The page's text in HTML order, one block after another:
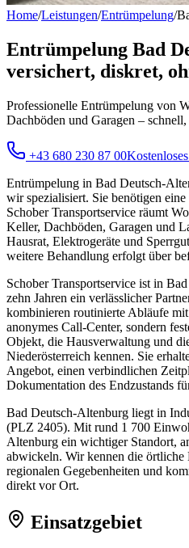
Home/Leistungen/Entrümpelung/
Entrümpelung Bad
versichert, diskret,
Professionelle Entrümpelung von
Dachböden und Garagen –
+43 680 230 87 00
Entrümpelung in Bad Deutsch-
wir spezialisiert. Sie benötigen
Schober Transportservice räumt
Keller, Dachböden, Garagen und
Hausrat, Elektrogeräte und
weitere Behandlung erfolgt über
Schober Transportservice ist in
zehn Jahren ein verlässlicher
kombinieren routinierte Abläufe
anonymes Call-Center, sondern
Objekt, die Hausverwaltung und
Niederösterreich kennen. Sie
Angebot, einen verbindlichen
Dokumentation des Endzustands
Bad Deutsch-Altenburg liegt in
(PLZ 2405). Mit rund 1 700
Altenburg ein wichtiger Standort,
abwickeln. Wir kennen die örtliche
regionalen Gegebenheiten und
direkt vor Ort.
Einsatzgebiet